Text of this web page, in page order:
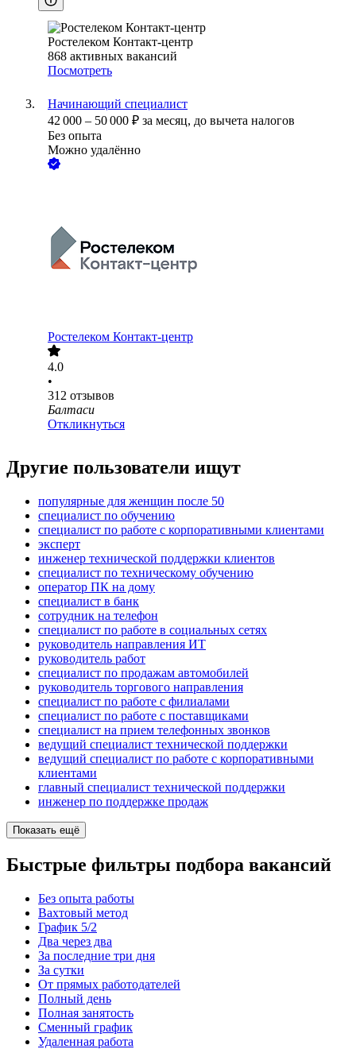
Ростелеком Контакт-центр
868 активных вакансий
Посмотреть
Начинающий специалист
42 000 – 50 000 ₽ за месяц, до вычета налогов
Без опыта
Можно удалённо
Ростелеком Контакт-центр
4.0
•
312 отзывов
Балтаси
Откликнуться
Другие пользователи ищут
популярные для женщин после 50
специалист по обучению
специалист по работе с корпоративными клиентами
эксперт
инженер технической поддержки клиентов
специалист по техническому обучению
оператор ПК на дому
специалист в банк
сотрудник на телефон
специалист по работе в социальных сетях
руководитель направления ИТ
руководитель работ
специалист по продажам автомобилей
руководитель торгового направления
специалист по работе с филиалами
специалист по работе с поставщиками
специалист на прием телефонных звонков
ведущий специалист технической поддержки
ведущий специалист по работе с корпоративными
клиентами
главный специалист технической поддержки
инженер по поддержке продаж
Показать ещё
Быстрые фильтры подбора вакансий
Без опыта работы
Вахтовый метод
График 5/2
Два через два
За последние три дня
За сутки
От прямых работодателей
Полный день
Полная занятость
Сменный график
Удаленная работа